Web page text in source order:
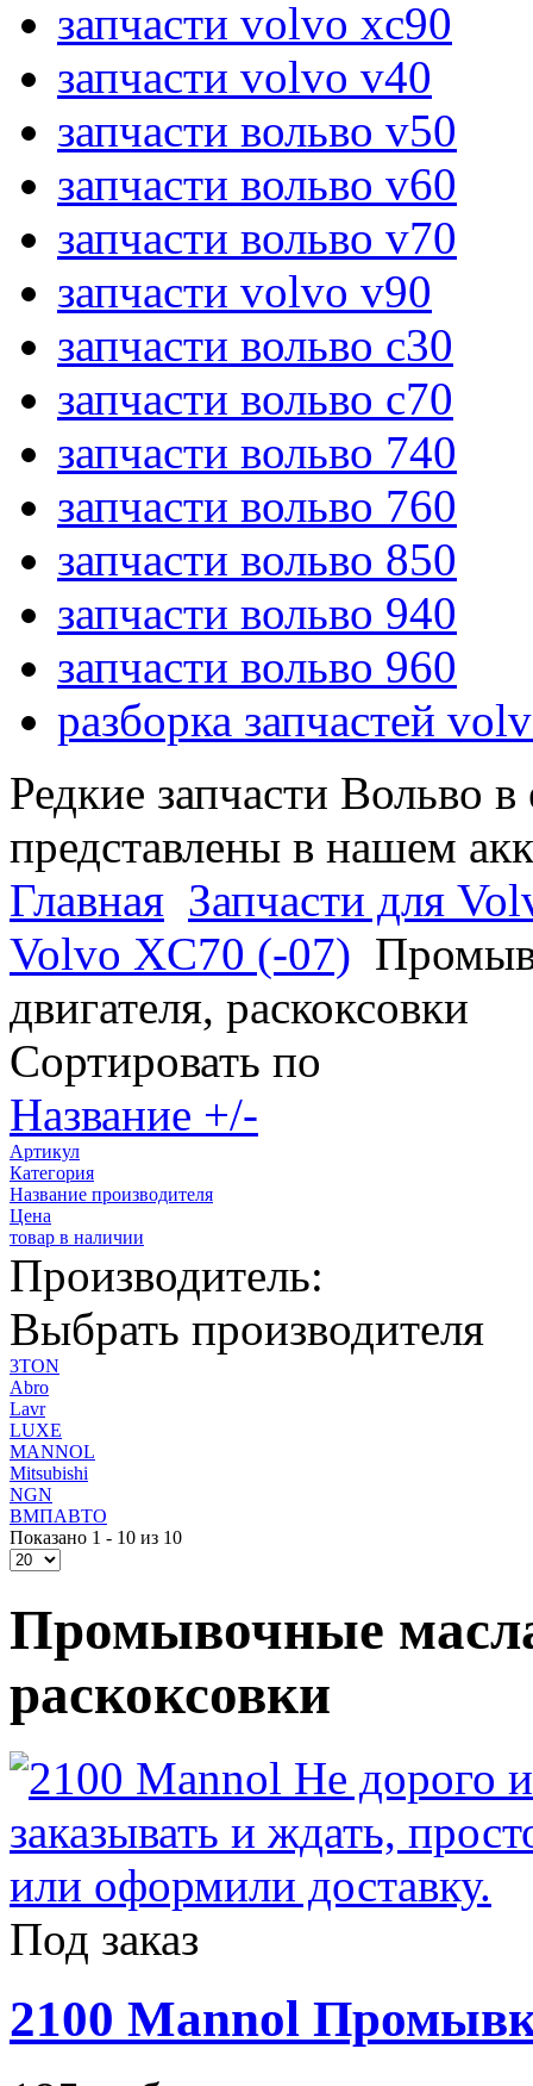
запчасти volvo xc90
запчасти volvo v40
запчасти вольво v50
запчасти вольво v60
запчасти вольво v70
запчасти volvo v90
запчасти вольво c30
запчасти вольво c70
запчасти вольво 740
запчасти вольво 760
запчасти вольво 850
запчасти вольво 940
запчасти вольво 960
разборка запчастей
Редкие запчасти Вольво
представлены в нашем
Главная Запчасти для
Volvo XC70 (-07)
двигателя, раскоксовки
Сортировать по
Название +/-
Артикул
Категория
Название производителя
Цена
товар в наличии
Производитель:
Выбрать производителя
3TON
Abro
Lavr
LUXE
MANNOL
Mitsubishi
NGN
ВМПАВТО
Показано 1 - 10 из 10
Промывочные
раскоксовки
Под заказ
2100 Mannol